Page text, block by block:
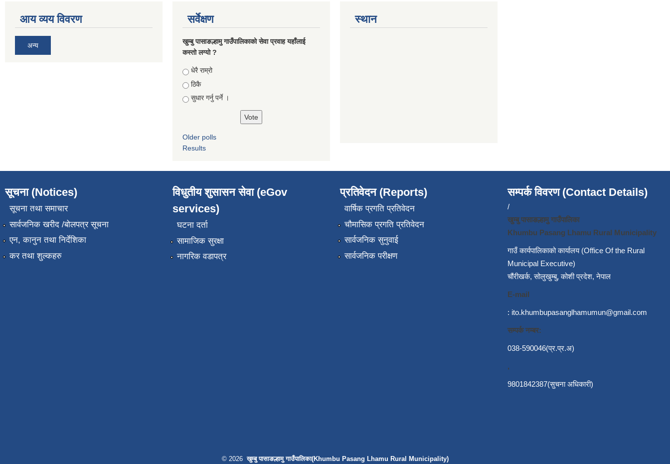
आय व्यय विवरण
अन्य
सर्वेक्षण
खुम्बु पासाङल्हामु गाउँपालिकाको सेवा प्रवाह यहाँलाई
कस्तो लग्यो ?
Choices
धेरै राम्रो
ठिकै
सुधार गर्नु पर्ने ।
Older polls
Results
स्थान
सूचना (Notices)
सूचना तथा समाचार
सार्वजनिक खरीद /बोलपत्र सूचना
एन, कानुन तथा निर्देशिका
कर तथा शुल्कहरु
विधुतीय शुसासन सेवा (eGov
services)
घटना दर्ता
सामाजिक सुरक्षा
नागरिक वडापत्र
प्रतिवेदन (Reports)
वार्षिक प्रगति प्रतिवेदन
चौमासिक प्रगति प्रतिवेदन
सार्वजनिक सुनुवाई
सार्वजनिक परीक्षण
सम्पर्क विवरण (Contact Details)
/
खुम्बु पासाङल्हामु गाउँपालिका
Khumbu Pasang Lhamu Rural Municipality
गाउँ कार्यपालिकाको कार्यालय (Office Of the Rural
Municipal Executive)
चौंरीखर्क, सोलुखुम्बु, कोशी प्रदेश, नेपाल
E-mail
: ito.khumbupasanglhamumun@gmail.com
सम्पर्क नम्बर:
038-590046(प्र.प्र.अ)
,
9801842387(सुचना अधिकारी)
© 2026खुम्बु पासाङल्हामु गाउँपालिका(Khumbu Pasang Lhamu Rural Municipality)